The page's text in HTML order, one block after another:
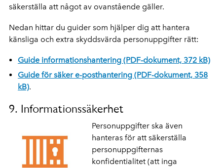
säkerställa att något av ovanstående gäller.
Nedan hittar du guider som hjälper dig att hantera
känsliga och extra skyddsvärda personuppgifter rätt:
Guide informationshantering (PDF-dokument, 372 kB)
Guide för säker e-posthantering (PDF-dokument, 358
kB).
9. Informationssäkerhet
Personuppgifter ska även
hanteras för att säkerställa
personuppgifternas
konfidentialitet (att inga